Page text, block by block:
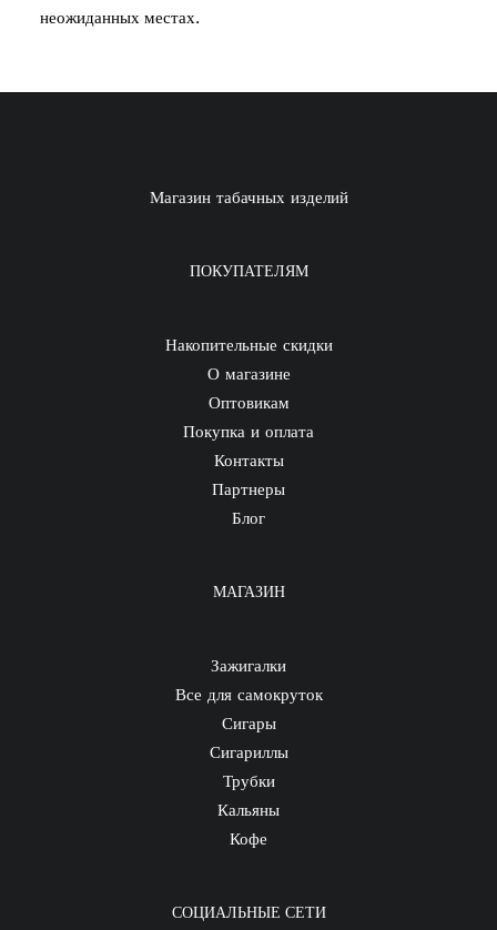
неожиданных местах.
Магазин табачных изделий
ПОКУПАТЕЛЯМ
Накопительные скидки
О магазине
Оптовикам
Покупка и оплата
Контакты
Партнеры
Блог
МАГАЗИН
Зажигалки
Все для самокруток
Сигары
Сигариллы
Трубки
Кальяны
Кофе
СОЦИАЛЬНЫЕ СЕТИ